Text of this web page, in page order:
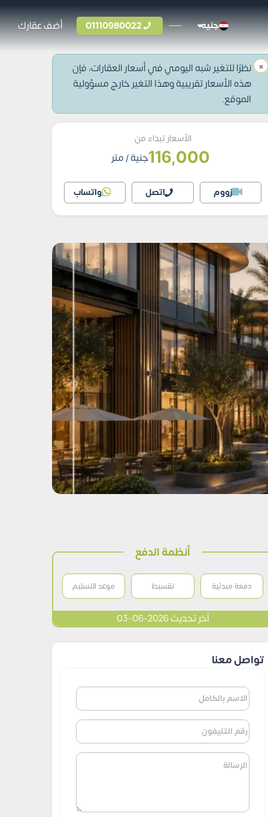
جنيه 01110980022 أضف عقارك
× نظرًا للتغير شبه اليومي في أسعار العقارات، فإن
هذه الأسعار تقريبية وهذا التغير خارج مسؤولية
الموقع.
الأسعار تبداء من
116,000جنية/ متر
زووم اتصل واتساب
أنظمة الدفع
دفعة مبدئية تقسيط موعد التسليم
آخر تحديث 2026-06-03
تواصل معنا